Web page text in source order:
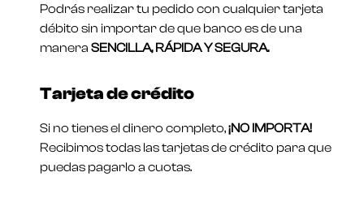
Podrás realizar tu pedido con cualquier tarjeta
débito sin importar de que banco es de una
manera SENCILLA, RÁPIDA Y SEGURA.
Tarjeta de crédito
Si no tienes el dinero completo,¡NO IMPORTA!
Recibimos todas las tarjetas de crédito para que
puedas pagarlo a cuotas.